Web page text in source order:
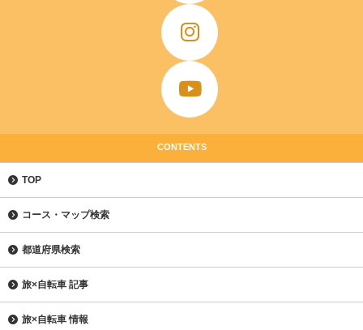
CONTENTS
TOP
コース・マップ検索
都道府県検索
旅×自転車 記事
旅×自転車 情報